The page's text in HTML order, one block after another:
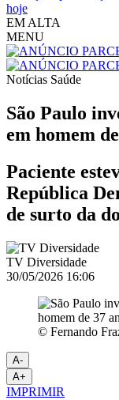
hoje
EM ALTA
MENU
Notícias Saúde
São Paulo
em homem
Paciente
República
de surto da
TV Diversidade
30/05/2026 16:06
© Fernando
A-
A+
IMPRIMIR